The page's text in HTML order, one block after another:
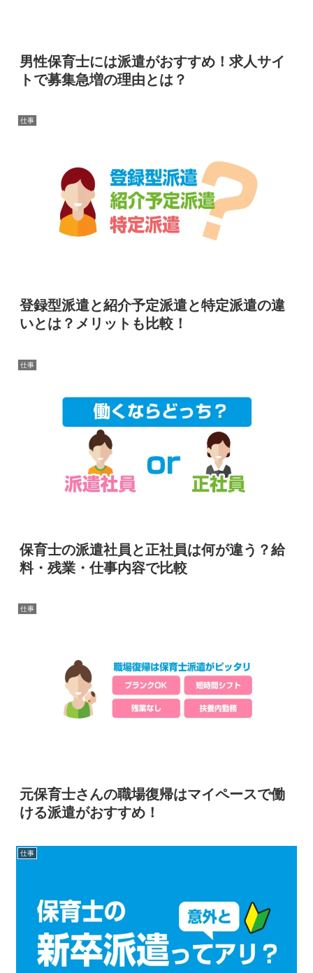
男性保育士には派遣がおすすめ！求人サイ
トで募集急増の理由とは？
仕事
登録型派遣と紹介予定派遣と特定派遣の違
いとは？メリットも比較！
仕事
保育士の派遣社員と正社員は何が違う？給
料・残業・仕事内容で比較
仕事
元保育士さんの職場復帰はマイペースで働
ける派遣がおすすめ！
仕事